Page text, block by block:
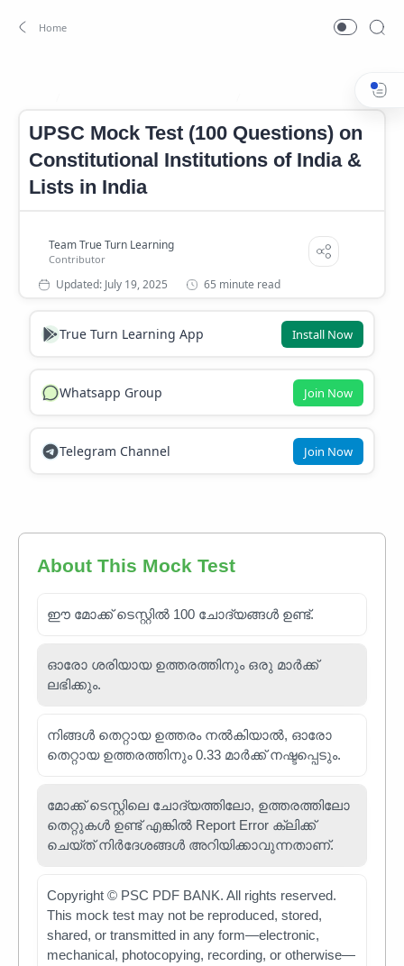
UPSC Mock Test (100 Questions) on
Constitutional Institutions of India &
Lists in India
65 minute read
True Turn Learning App Install Now
Whatsapp Group Join Now
Telegram Channel Join Now
About This Mock Test
ഈ മോക്ക് ടെസ്റ്റിൽ 100 ചോദ്യങ്ങൾ ഉണ്ട്.
ഓരോ ശരിയായ ഉത്തരത്തിനും ഒരു മാർക്ക്
ലഭിക്കും.
നിങ്ങൾ തെറ്റായ ഉത്തരം നൽകിയാൽ, ഓരോ
തെറ്റായ ഉത്തരത്തിനും 0.33 മാർക്ക് നഷ്ടപ്പെടും.
മോക്ക് ടെസ്റ്റിലെ ചോദ്യത്തിലോ, ഉത്തരത്തിലോ
തെറ്റുകൾ ഉണ്ട് എങ്കിൽ Report Error ക്ലിക്ക്
ചെയ്ത് നിർദേശങ്ങൾ അറിയിക്കാവുന്നതാണ്.
Copyright © PSC PDF BANK. All rights reserved.
This mock test may not be reproduced, stored,
shared, or transmitted in any form—electronic,
mechanical, photocopying, recording, or otherwise—